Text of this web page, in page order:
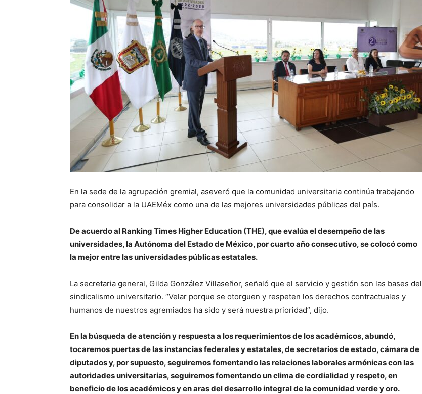
En la sede de la agrupación gremial, aseveró que la comunidad universitaria continúa trabajando
para consolidar a la UAEMéx como una de las mejores universidades públicas del país.
De acuerdo al Ranking Times Higher Education (THE), que evalúa el desempeño de las
universidades, la Autónoma del Estado de México, por cuarto año consecutivo, se colocó como
la mejor entre las universidades públicas estatales.
La secretaria general, Gilda González Villaseñor, señaló que el servicio y gestión son las bases del
sindicalismo universitario. “Velar porque se otorguen y respeten los derechos contractuales y
humanos de nuestros agremiados ha sido y será nuestra prioridad”, dijo.
En la búsqueda de atención y respuesta a los requerimientos de los académicos, abundó,
tocaremos puertas de las instancias federales y estatales, de secretarios de estado, cámara de
diputados y, por supuesto, seguiremos fomentando las relaciones laborales armónicas con las
autoridades universitarias, seguiremos fomentando un clima de cordialidad y respeto, en
beneficio de los académicos y en aras del desarrollo integral de la comunidad verde y oro.